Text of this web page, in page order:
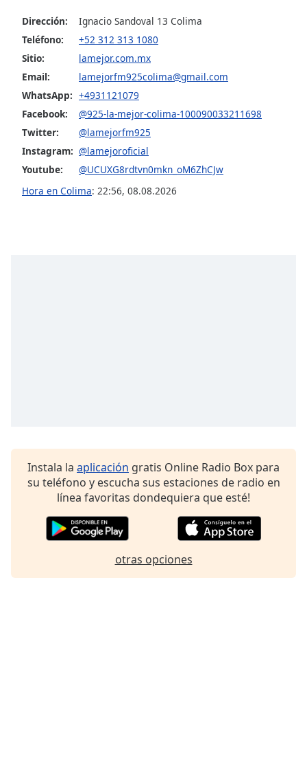
Caption
Area
Background
Color
Opacity
Font
dialog
window.
Dirección:
Ignacio Sandoval 13 Colima
Teléfono:
+52 312 313 1080
Sitio:
lamejor.com.mx
Email:
lamejorfm925colima@gmail.com
WhatsApp: +4931121079
Facebook:
@925-la-mejor-colima-100090033211698
Twitter:
@lamejorfm925
Instagram: @lamejoroficial
Youtube:
@UCUXG8rdtvn0mkn_oM6ZhCJw
Hora en Colima: 22:56, 08.08.2026
Instala la aplicación gratis Online Radio Box para
su teléfono y escucha sus estaciones de radio en
línea favoritas dondequiera que esté!
otras opciones